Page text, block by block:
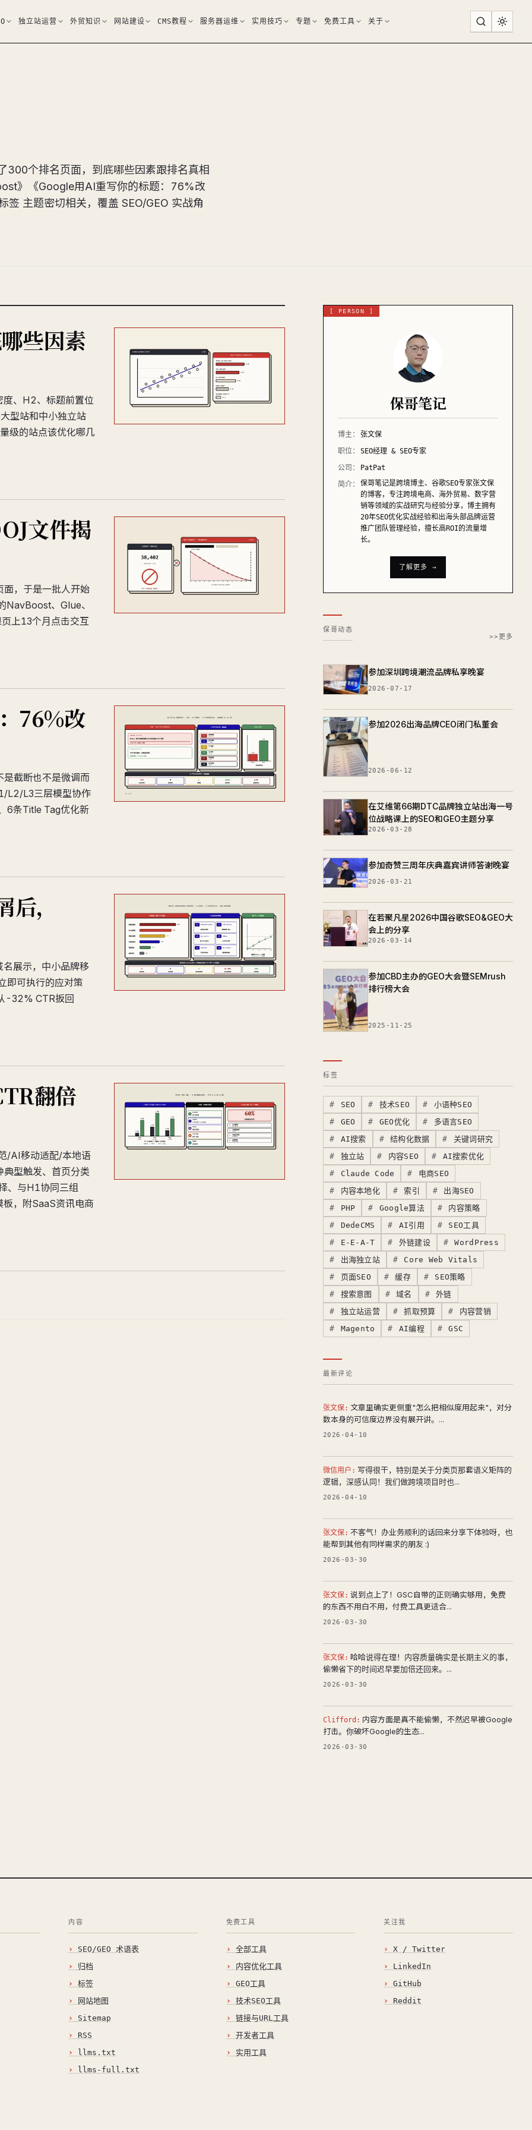
独立站运营 外贸知识 网站建设 CMS教程 服务器运维 实用技巧 专题 免费工具 关于
300个排名页面，到底哪些因素跟排名真相
》《Google用AI重写你的标题：76%改
签 主题密切相关，覆盖 SEO/GEO 实战角
些因素
、H2、标题前置位
型站和中小独立站
级的站点该优化哪几
文件揭
，于是一批人开始
、Glue、
上13个月点击交互
76%改
截断也不是微调而
L2/L3三层模型协作
6条Title Tag优化新
，
展示，中小品牌移
即可执行的应对策
-32% CTR扳回
翻倍
/AI移动适配/本地语
型触发、首页分类
、与H1协同三组
，附SaaS资讯电商
[ PERSON ]
保哥笔记
博主：
张文保
职位：
SEO经理 & SEO专家
公司：
PatPat
简介：
保哥笔记是跨境博主、谷歌SEO专家张文保
的博客，专注跨境电商、海外贸易、数字营
销等领域的实战研究与经验分享，博主拥有
20年SEO优化实战经验和出海头部品牌运营
推广团队管理经验，擅长高ROI的流量增
长。
了解更多 →
保哥动态
>>更多
参加深圳跨境潮流品牌私享晚宴
2026-07-17
参加2026出海品牌CEO闭门私董会
2026-06-12
在艾维第66期DTC品牌独立站出海一号
位战略课上的SEO和GEO主题分享
2026-03-28
参加奇赞三周年庆典嘉宾讲师答谢晚宴
2026-03-21
在若聚凡星2026中国谷歌SEO&GEO大
会上的分享
2026-03-14
参加CBD主办的GEO大会暨SEMrush
排行榜大会
2025-11-25
标签
SEO 技术SEO
小语种SEO
GEO
GEO优化
多语言SEO
AI搜索
结构化数据
关键词研究
独立站
内容SEO
AI搜索优化
Claude Code
电商SEO
内容本地化
索引
出海SEO
PHP
Google算法
内容策略
DedeCMS
AI引用
SEO工具
E-E-A-T
外链建设
WordPress
出海独立站
Core Web Vitals
页面SEO
缓存
SEO策略
搜索意图
域名
外链
独立站运营
抓取预算
内容营销
Magento
AI编程 GSC
最新评论
张文保:
数本身的可信度边界没有展开讲。...
2026-04-10
微信用户:
逻辑，深感认同！我们做跨境项目时也...
2026-04-10
张文保:
能帮到其他有同样需求的朋友 :)
2026-03-30
张文保:
的东西不用白不用，付费工具更适合...
2026-03-30
张文保:
偷懒省下的时间迟早要加倍还回来。...
2026-03-30
Clifford:
打击。你破坏Google的生态...
2026-03-30
内容
SEO/GEO 术语表
归档
标签
网站地图
Sitemap
RSS
llms.txt
llms-full.txt
免费工具
全部工具
内容优化工具
GEO工具
技术SEO工具
链接与URL工具
开发者工具
实用工具
关注我
X / Twitter
LinkedIn
GitHub
Reddit